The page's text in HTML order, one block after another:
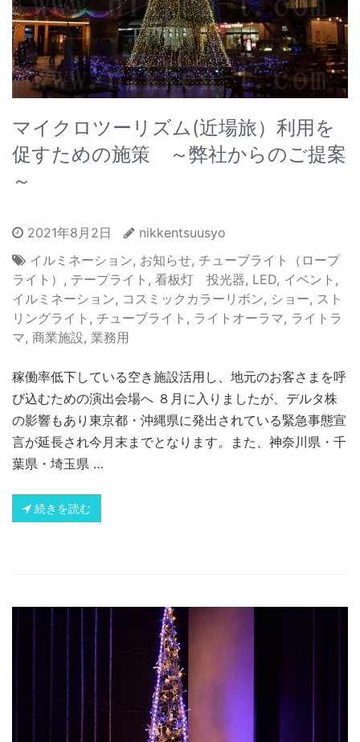
マイクロツーリズム(近場旅）利用を
促すための施策 ～弊社からのご提案
～
2021年8月2日
nikkentsuusyo
イルミネーション, お知らせ, チューブライト（ロープ
ライト） , テープライト , 看板灯 投光器, LED, イベント ,
イルミネーション, コスミックカラーリボン, ショー, スト
リングライト , チューブライト , ライトオーラマ, ライトラ
マ, 商業施設, 業務用
稼働率低下している空き施設活用し、地元のお客さまを呼
び込むための演出会場へ ８月に入りましたが、デルタ株
の影響もあり東京都・沖縄県に発出されている緊急事態宣
言が延長され今月末までとなります。また、神奈川県・千
葉県・埼玉県 …
続きを読む